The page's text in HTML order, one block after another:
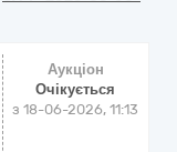
Аукціон
Очікується
з18-06-2026, 11:13